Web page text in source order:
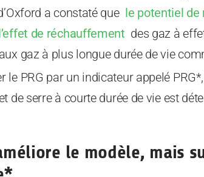
a constaté que le potentiel de
de réchauffement des gaz à
gaz à plus longue durée de vie
le PRG par un indicateur appelé
de serre à courte durée de vie est
améliore le modèle, mais